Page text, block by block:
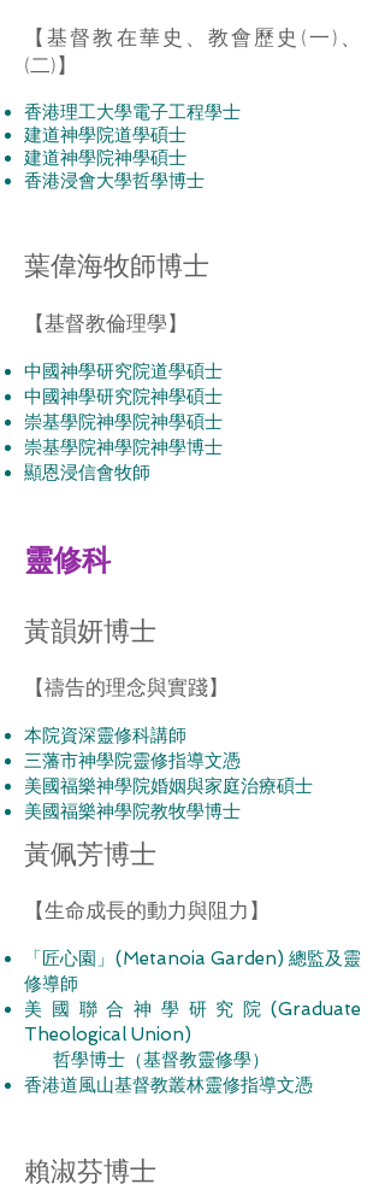
【基督教在華史、教會歷史(一)、
(二)】
香港理工大學電子工程學士
建道神學院道學碩士
建道神學院神學碩士
香港浸會大學哲學博士
葉偉海牧師博士
【基督教倫理學】
中國神學研究院道學碩士
中國神學研究院神學碩士
崇基學院神學院神學碩士
崇基學院神學院神學博士
顯恩浸信會牧師
​靈修科
黃韻妍博士
【禱告的理念與實踐】
本院資深靈修科講師
三藩市神學院靈修指導文憑
美國福樂神學院婚姻與家庭治療碩士
美國福樂神學院教牧學博士
黃佩芳博士
【生命成長的動力與阻力 】
「匠心園」(Metanoia Garden) 總監及靈
修導師
美國聯合神學研究院(Graduate
Theological Union)
哲學博士（基督教靈修學）
香港道風山基督教叢林靈修指導文憑
賴淑芬博士